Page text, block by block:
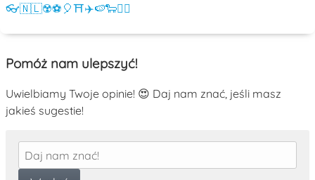
👓🇳🇱☢️⚽ 🎈⛩️✈️🍉🐑💁‍♀️
Pomóż nam ulepszyć!
Uwielbiamy Twoje opinie! 😍 Daj nam znać, jeśli masz
jakieś sugestie!